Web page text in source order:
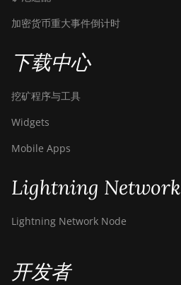
加密货币重大事件倒计时
下载中心
挖矿程序与工具
Widgets
Mobile Apps
Lightning Network
Lightning Network Node
开发者